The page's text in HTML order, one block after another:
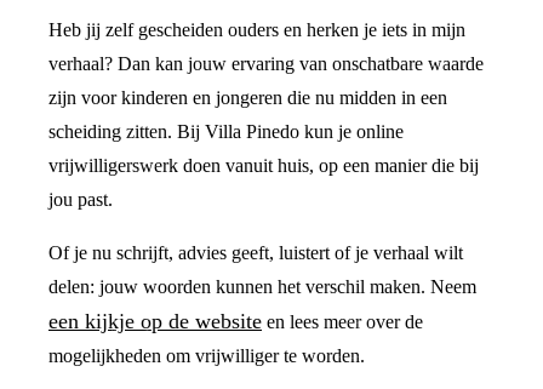
Heb jij zelf gescheiden ouders en herken je iets in mijn
verhaal? Dan kan jouw ervaring van onschatbare waarde
zijn voor kinderen en jongeren die nu midden in een
scheiding zitten. Bij Villa Pinedo kun je online
vrijwilligerswerk doen vanuit huis, op een manier die bij
jou past.
Of je nu schrijft, advies geeft, luistert of je verhaal wilt
delen: jouw woorden kunnen het verschil maken. Neem
een kijkje op de website en lees meer over de
mogelijkheden om vrijwilliger te worden.